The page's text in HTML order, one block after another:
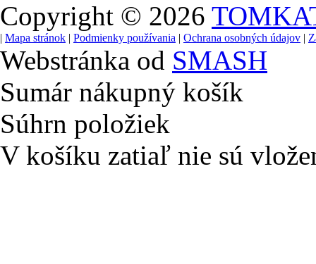
Copyright © 2026
| Mapa stránok | Podmienky používania | Ochrana osobných údajov |
Webstránka od SMASH
Sumár nákupný košík
Súhrn položiek
V košíku zatiaľ nie sú